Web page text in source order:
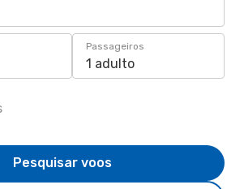
Passageiros
1 adulto
Pesquisar voos